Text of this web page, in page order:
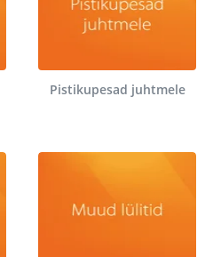
Pistikupesad juhtmele